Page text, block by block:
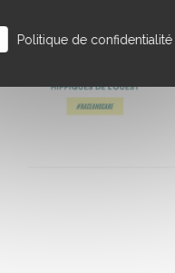
Politique de confidentialité